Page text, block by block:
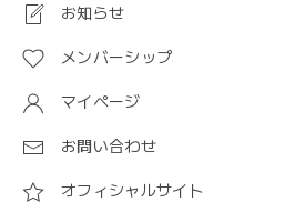
お知らせ
メンバーシップ
マイページ
お問い合わせ
オフィシャルサイト